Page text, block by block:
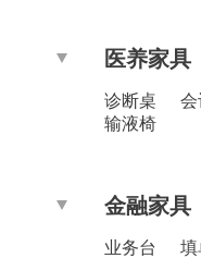
医养家具
诊断桌
会
输液椅
金融家具
业务台
填